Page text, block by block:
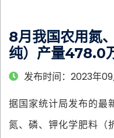
8月我国农用氮
纯）产量478.0
发布时间：2023年09
据国家统计局发布的最
氮、磷、钾化学肥料（